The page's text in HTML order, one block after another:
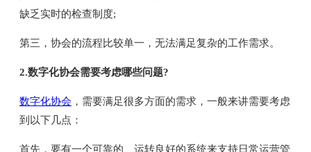
缺乏实时的检查制度;
第三，协会的流程比较单一，无法满足复杂的工作需求。
2.数字化协会需要考虑哪些问题?
数字化协会 ，需要满足很多方面的需求，一般来讲需要考虑
到以下几点：
首先，要有一个可靠的、运转良好的系统来支持日常运营管